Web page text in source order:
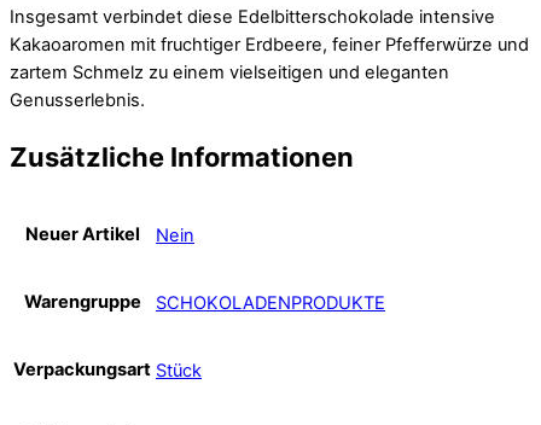
Insgesamt verbindet diese Edelbitterschokolade intensive
Kakaoaromen mit fruchtiger Erdbeere, feiner Pfefferwürze und
zartem Schmelz zu einem vielseitigen und eleganten
Genusserlebnis.
Zusätzliche Informationen
Neuer Artikel Nein
Warengruppe SCHOKOLADENPRODUKTE
Verpackungsart Stück